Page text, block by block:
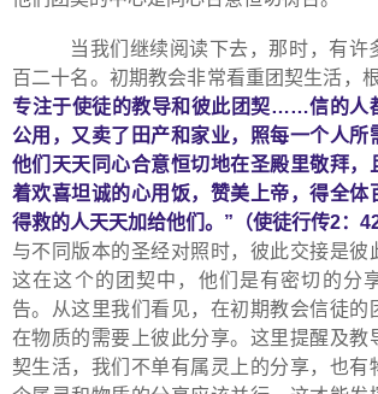
当我们继续阅读下去，那时，有许
百二十名。初期教会非常看重团契生活，
专注于使徒的教导和彼此团契……信的人
公用，又卖了田产和家业，照每一个人所
他们天天同心合意恒切地在圣殿里敬拜，
着欢喜坦诚的心用饭，赞美上帝，得全体
得救的人天天加给他们。 ” （使徒行传2：
与不同版本的圣经对照时，彼此交接是彼
这在这个的团契中，他们是有密切的分
告。从这里我们看见，在初期教会信徒的
在物质的需要上彼此分享。这里提醒及教
契生活，我们不单有属灵上的分享，也有